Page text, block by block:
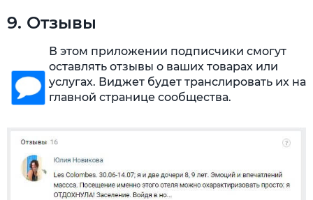
9. Отзывы
В этом приложении подписчики смогут
оставлять отзывы о ваших товарах или
услугах. Виджет будет транслировать их на
главной странице сообщества.